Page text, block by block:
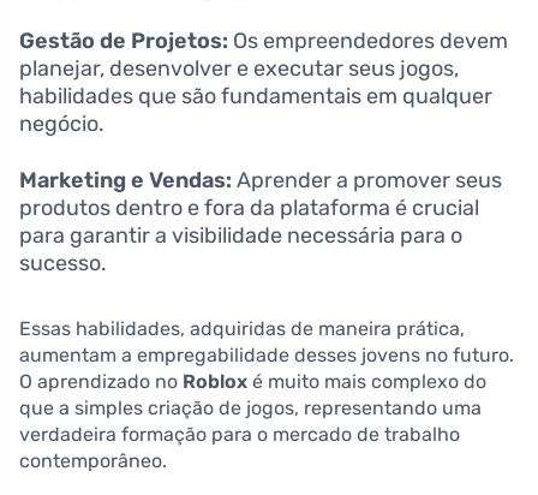
Gestão de Projetos: Os empreendedores devem
planejar, desenvolver e executar seus jogos,
habilidades que são fundamentais em qualquer
negócio.
Marketing e Vendas: Aprender a promover seus
produtos dentro e fora da plataforma é crucial
para garantir a visibilidade necessária para o
sucesso.
Essas habilidades, adquiridas de maneira prática,
aumentam a empregabilidade desses jovens no futuro.
O aprendizado no Roblox é muito mais complexo do
que a simples criação de jogos, representando uma
verdadeira formação para o mercado de trabalho
contemporâneo.